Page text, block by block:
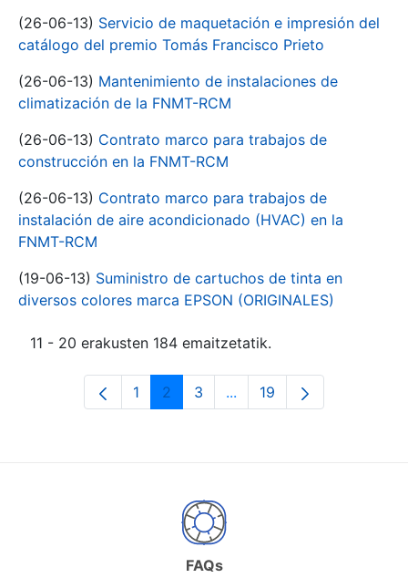
(26-06-13) Servicio de maquetación e impresión del
catálogo del premio Tomás Francisco Prieto
(26-06-13) Mantenimiento de instalaciones de
climatización de la FNMT-RCM
(26-06-13) Contrato marco para trabajos de
construcción en la FNMT-RCM
(26-06-13) Contrato marco para trabajos de
instalación de aire acondicionado (HVAC) en la
FNMT-RCM
(19-06-13) Suministro de cartuchos de tinta en
diversos colores marca EPSON (ORIGINALES)
11 - 20 erakusten 184 emaitzetatik.
Orrialdea
1 Orrialdea
2 Orrialdea
3 ...Intermediate Pages Use
Orrialdea
19
FAQs